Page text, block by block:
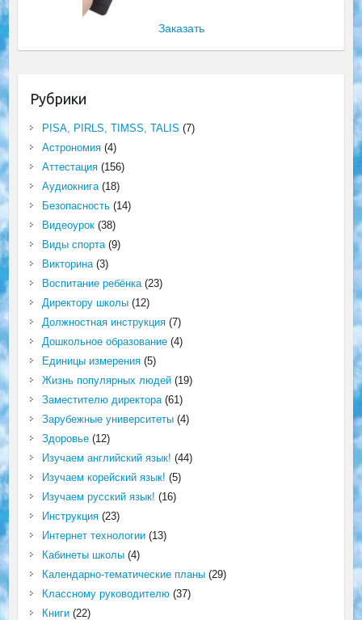
Заказать
Рубрики
PISA, PIRLS, TIMSS, TALIS (7)
Астрономия(4)
Аттестация(156)
Аудиокнига(18)
Безопасность(14)
Видеоурок(38)
Виды спорта(9)
Викторина(3)
Воспитание ребёнка(23)
Директору школы(12)
Должностная инструкция(7)
Дошкольное образование(4)
Единицы измерения(5)
Жизнь популярных людей(19)
Заместителю директора(61)
Зарубежные университеты(4)
Здоровье(12)
Изучаем английский язык! (44)
Изучаем корейский язык! (5)
Изучаем русский язык! (16)
Инструкция(23)
Интернет технологии(13)
Кабинеты школы(4)
Календарно-тематические планы(29)
Классному руководителю(37)
Книги(22)